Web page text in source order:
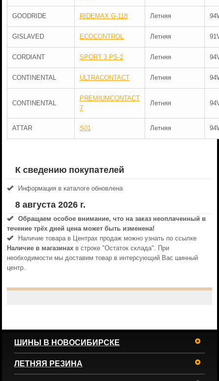
GOODRIDE RIDEMAX G-118 Летняя
GISLAVED ECOCONTROL Летняя
CORDIANT SPORT 3 PS-2 Летняя
CONTINENTAL ULTRACONTACT Летняя
CONTINENTAL
PREMIUMCONTACT
7
Летняя
ATTAR S01 Летняя
К сведению покупателей
Информация в каталоге обновлена
8 августа 2026 г.
Обращаем особое внимание, что на заказ неоплаченный в
течениe трёх дней цена может быть изменена!
Наличие товара в Центрах продаж можно узнать по ссылке
Наличие в магазинахв строке "Остаток склада". При
необходимости мы доставим товар в интерсующий Вас шинный
центр.
ШИНЫ В НОВОСИБИРСКЕ
ЛЕТНЯЯ РЕЗИНА